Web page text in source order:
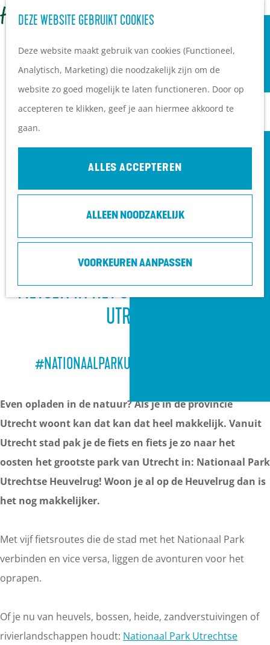
DEZE WEBSITE GEBRUIKT COOKIES
Deze website maakt gebruik van cookies (Functioneel,
Analytisch, Marketing) die noodzakelijk zijn om de
website zo goed mogelijk te laten functioneren. Door op
accepteren te klikken, geef je aan hiermee akkoord te
gaan.
ALLES ACCEPTEREN
ALLEEN NOODZAKELIJK
VOORKEUREN AANPASSEN
G
o
e
g
Z
e
k
e
n
e
n
u
Vakantieparken
Hotels
B&B's
bezoekers
Arrangementen en acties
Blogs over de Heuvelrug
Praktische informatie
Hoe kom ik op de
VVV informatiepunten
FIETSEN IN HET GROOTSTE PARK VAN
UTRECHT
#NATIONAALPARKUTRECHTSEHEUVELRUG
Even opladen in de natuur? Als je in de provincie
Utrecht woont kan dat kan dat heel makkelijk. Vanuit
Utrecht stad pak je de fiets en fiets je zo naar het
oosten het grootste park van Utrecht in: Nationaal Park
Utrechtse Heuvelrug! Woon je al op de Heuvelrug dan is
het nog makkelijker.
Met vijf fietsroutes die de stad met het Nationaal Park
verbinden en vice versa, liggen de avonturen voor het
oprapen.
Of je nu van heuvels, bossen, heide, zandverstuivingen of
rivierlandschappen houdt: Nationaal Park Utrechtse